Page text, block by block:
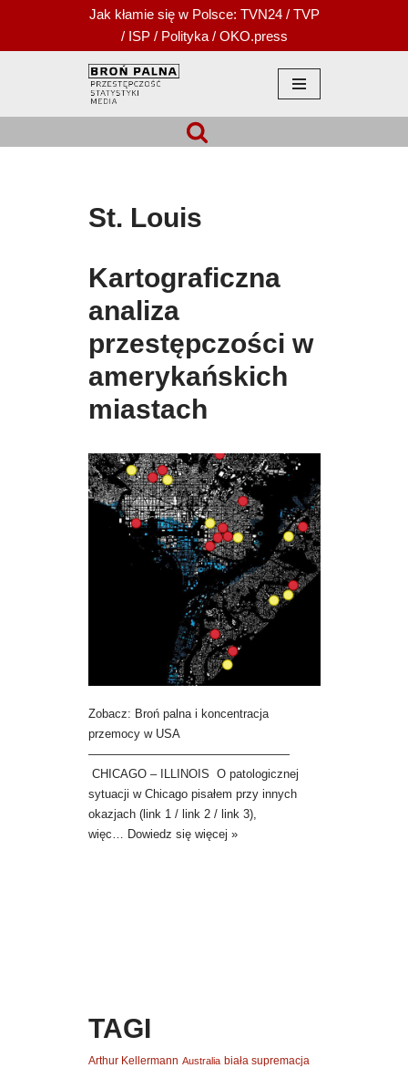
Przejdź
Jak kłamie się w Polsce: TVN24/ TVP
/ ISP/ Polityka/ OKO.press
St. Louis
Kartograficzna
analiza
przestępczości w
amerykańskich
miastach
Zobacz: Broń palna i koncentracja
przemocy w USA
—————————————————
CHICAGO – ILLINOIS O patologicznej
sytuacji w Chicago pisałem przy innych
okazjach (link 1 / link 2 / link 3),
więc…
Dowiedz się więcej »
TAGI
Arthur Kellermann Australia biała supremacja